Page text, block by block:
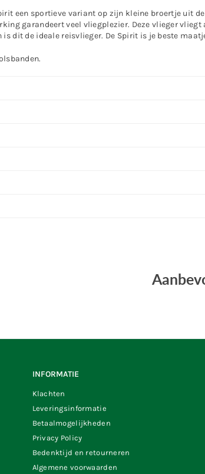
een sportieve variant op zijn kleine broertje uit
garandeert veel vliegplezier. Deze vlieger
dit de ideale reisvlieger. De Spirit is je beste
INFORMATIE
Klachten
Leveringsinformatie
Betaalmogelijkheden
Privacy Policy
Bedenktijd en retourneren
Algemene voorwaarden